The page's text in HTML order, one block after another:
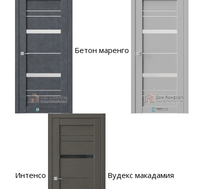
Бетон маренго
Интенсо Вудекс макадамия